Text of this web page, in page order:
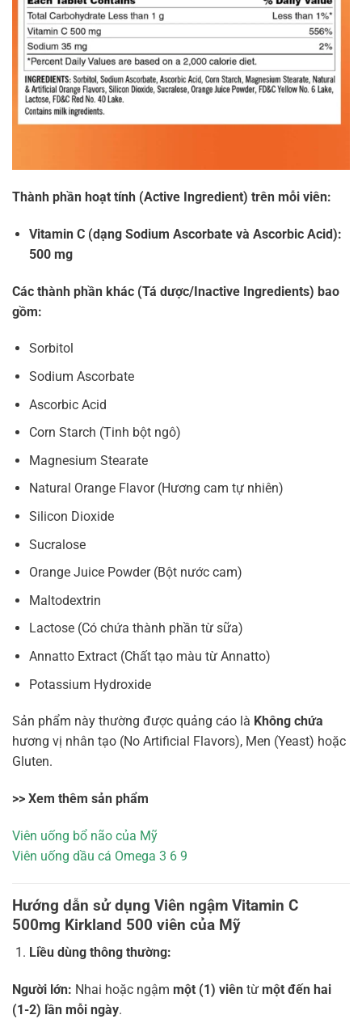
Thành phần hoạt tính (Active Ingredient) trên mỗi viên:
Vitamin C (dạng Sodium Ascorbate và Ascorbic Acid):
500 mg
Các thành phần khác (Tá dược/Inactive Ingredients) bao
gồm:
Sorbitol
Sodium Ascorbate
Ascorbic Acid
Corn Starch (Tinh bột ngô)
Magnesium Stearate
Natural Orange Flavor (Hương cam tự nhiên)
Silicon Dioxide
Sucralose
Orange Juice Powder (Bột nước cam)
Maltodextrin
Lactose (Có chứa thành phần từ sữa)
Annatto Extract (Chất tạo màu từ Annatto)
Potassium Hydroxide
Sản phẩm này thường được quảng cáo là Không chứa
hương vị nhân tạo (No Artificial Flavors), Men (Yeast) hoặc
Gluten.
>> Xem thêm sản phẩm
Viên uống bổ não của Mỹ
Viên uống dầu cá Omega 3 6 9
Hướng dẫn sử dụng Viên ngậm Vitamin C
500mg Kirkland 500 viên của Mỹ
Liều dùng thông thường:
Người lớn: Nhai hoặc ngậm một (1) viên từ một đến hai
(1-2) lần mỗi ngày.